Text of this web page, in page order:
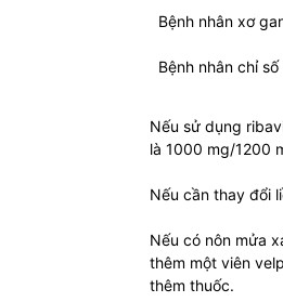
Bệnh nhân xơ
Bệnh nhân chỉ
Nếu sử dụng
là 1000 mg/1200
Nếu cần thay đổi
Nếu có nôn mửa
thêm một viên
thêm thuốc.